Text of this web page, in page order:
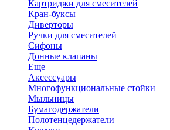
Картриджи для смесителей
Кран-буксы
Диверторы
Ручки для смесителей
Сифоны
Донные клапаны
Еще
Аксессуары
Многофункциональные стойки
Мыльницы
Бумагодержатели
Полотенцедержатели